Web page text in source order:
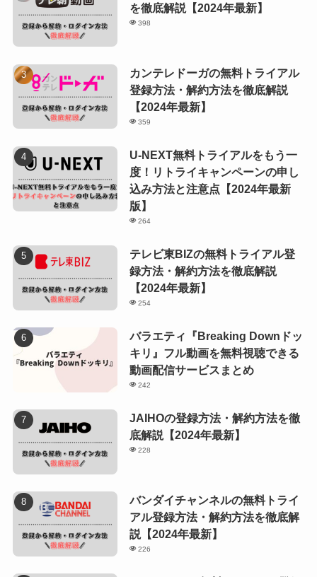
を徹底解説【2024年最新】
398
カンテレドーガの無料トライアル
登録方法・解約方法を徹底解説
【2024年最新】
359
U-NEXT無料トライアルをもう一
度！リトライキャンペーンの申し
込み方法と注意点【2024年最新
版】
264
テレビ東BIZの無料トライアル登
録方法・解約方法を徹底解説
【2024年最新】
254
バラエティ『Breaking Downドッ
キリ』フル動画を無料視聴できる
動画配信サービスまとめ
242
JAIHOの登録方法・解約方法を徹
底解説【2024年最新】
228
バンダイチャンネルの無料トライ
アル登録方法・解約方法を徹底解
説【2024年最新】
226